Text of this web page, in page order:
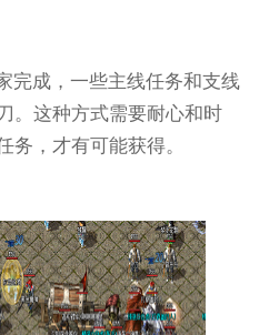
完成，一些主线任务和支线
。这种方式需要耐心和时
务，才有可能获得。